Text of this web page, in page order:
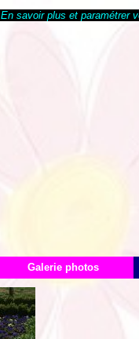
En savoir plus et paramétrer
Galerie photos